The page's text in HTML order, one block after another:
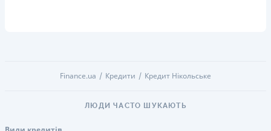
Finance.ua Кредити Кредит Нікольське
ЛЮДИ ЧАСТО ШУКАЮТЬ